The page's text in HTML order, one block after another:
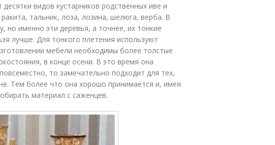
видов кустарников родственных иве и
тальник, лоза, лозина, шелюга, верба. В
но именно эти деревья, а точнее, их тонкие
лучше. Для тонкого плетения используют
мебели необходимы более толстые
в конце осени. В это время она
то замечательно подходит для тех,
Тем более что она хорошо принимается и, имея
материал с саженцев.